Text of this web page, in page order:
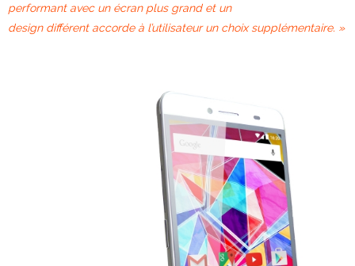
performant avec un écran plus grand et un
design différent accorde à l’utilisateur un choix supplémentaire. »